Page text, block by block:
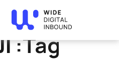
Home
» التسويق
Tag: